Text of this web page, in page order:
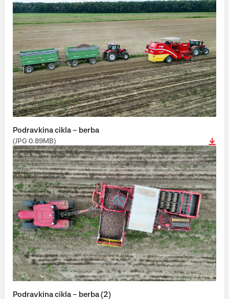
Podravkina cikla – berba
(JPG 0.89MB)
Podravkina cikla – berba (2)